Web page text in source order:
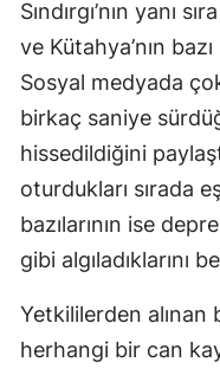
Sındırgı’nın yanı
ve Kütahya’nın
Sosyal medyada
birkaç saniye
hissedildiğini
oturdukları sırada
bazılarının ise
gibi algıladıklarını
Yetkililerden alınan
herhangi bir can